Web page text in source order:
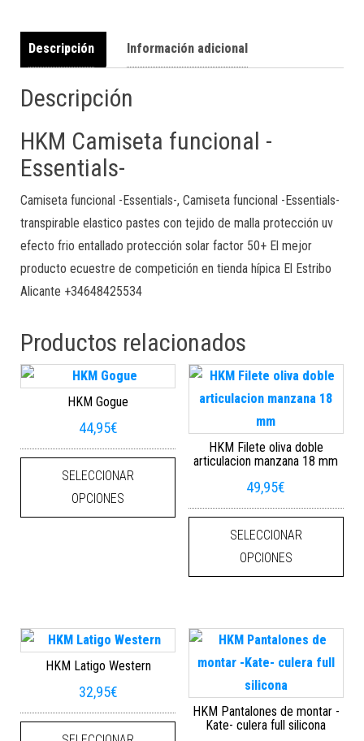
Descripción Información adicional
Descripción
HKM Camiseta funcional -
Essentials-
Camiseta funcional -Essentials-, Camiseta funcional -Essentials-
transpirable elastico pastes con tejido de malla protección uv
efecto frio entallado protección solar factor 50+ El mejor
producto ecuestre de competición en tienda hípica El Estribo
Alicante +34648425534
Productos relacionados
HKM Gogue
44,95€
SELECCIONAR
OPCIONES
Este producto tiene múltiples
HKM Filete oliva doble
articulacion manzana 18 mm
49,95€
SELECCIONAR
OPCIONES
HKM Latigo Western
32,95€
Este producto tiene múltiples
HKM Pantalones de montar -
Kate- culera full silicona